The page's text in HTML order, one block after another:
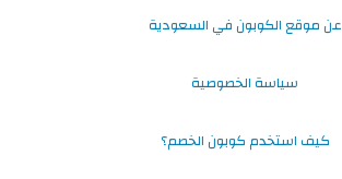
عن موقع الكوبون في السعودية
سياسة الخصوصية
كيف استخدم كوبون الخصم؟